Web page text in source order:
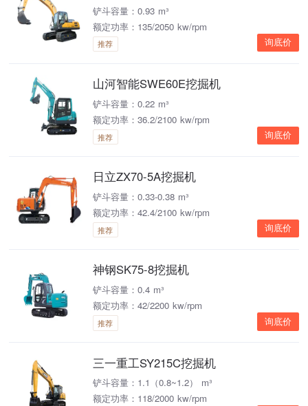
铲斗容量：0.93 m³
额定功率：135/2050 kw/rpm
推荐 询底价
山河智能SWE60E挖掘机
铲斗容量：0.22 m³
额定功率：36.2/2100 kw/rpm
推荐 询底价
日立ZX70-5A挖掘机
铲斗容量：0.33-0.38 m³
额定功率：42.4/2100 kw/rpm
推荐 询底价
神钢SK75-8挖掘机
铲斗容量：0.4 m³
额定功率：42/2200 kw/rpm
推荐 询底价
三一重工SY215C挖掘机
铲斗容量：1.1（0.8~1.2） m³
额定功率：118/2000 kw/rpm